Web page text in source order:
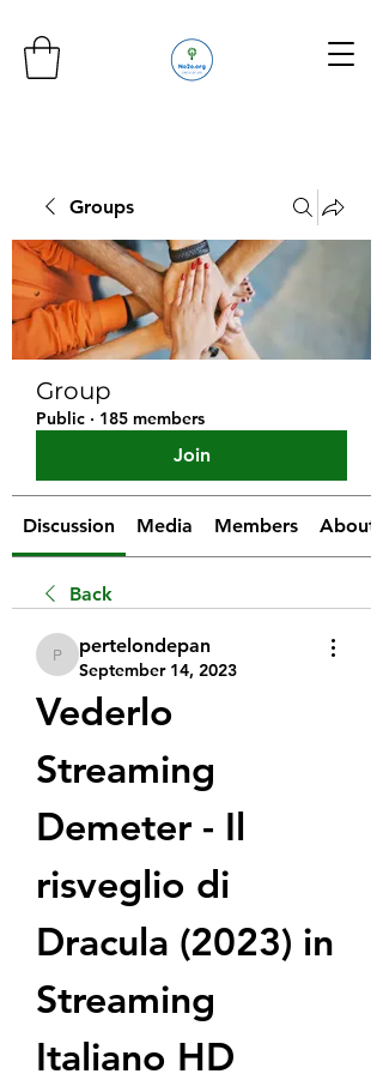
Groups
Group
Public · 185 members
Join
Discussion Media Members About
Back
pertelondepan
pertelondepan
September 14, 2023
Vederlo
Streaming
Demeter - Il
risveglio di
Dracula (2023) in
Streaming
Italiano HD